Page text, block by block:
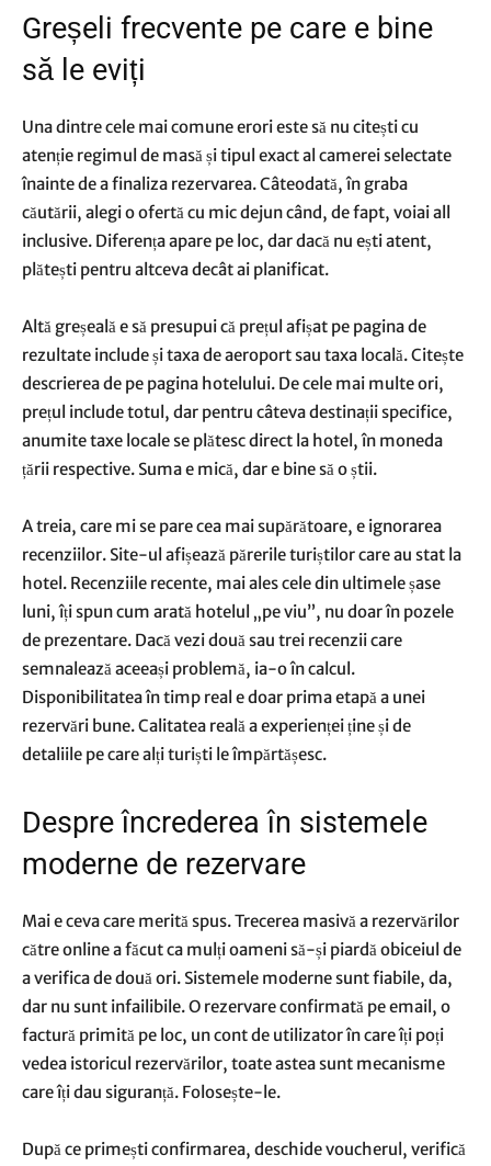
Greșeli frecvente pe care e bine
să le eviți
Una dintre cele mai comune erori este să nu citești cu
atenție regimul de masă și tipul exact al camerei selectate
înainte de a finaliza rezervarea. Câteodată, în graba
căutării, alegi o ofertă cu mic dejun când, de fapt, voiai all
inclusive. Diferența apare pe loc, dar dacă nu ești atent,
plătești pentru altceva decât ai planificat.
Altă greșeală e să presupui că prețul afișat pe pagina de
rezultate include și taxa de aeroport sau taxa locală. Citește
descrierea de pe pagina hotelului. De cele mai multe ori,
prețul include totul, dar pentru câteva destinații specifice,
anumite taxe locale se plătesc direct la hotel, în moneda
țării respective. Suma e mică, dar e bine să o știi.
A treia, care mi se pare cea mai supărătoare, e ignorarea
recenziilor. Site-ul afișează părerile turiștilor care au stat la
hotel. Recenziile recente, mai ales cele din ultimele șase
luni, îți spun cum arată hotelul „pe viu”, nu doar în pozele
de prezentare. Dacă vezi două sau trei recenzii care
semnalează aceeași problemă, ia-o în calcul.
Disponibilitatea în timp real e doar prima etapă a unei
rezervări bune. Calitatea reală a experienței ține și de
detaliile pe care alți turiști le împărtășesc.
Despre încrederea în sistemele
moderne de rezervare
Mai e ceva care merită spus. Trecerea masivă a rezervărilor
către online a făcut ca mulți oameni să-și piardă obiceiul de
a verifica de două ori. Sistemele moderne sunt fiabile, da,
dar nu sunt infailibile. O rezervare confirmată pe email, o
factură primită pe loc, un cont de utilizator în care îți poți
vedea istoricul rezervărilor, toate astea sunt mecanisme
care îți dau siguranță. Folosește-le.
După ce primești confirmarea, deschide voucherul, verifică